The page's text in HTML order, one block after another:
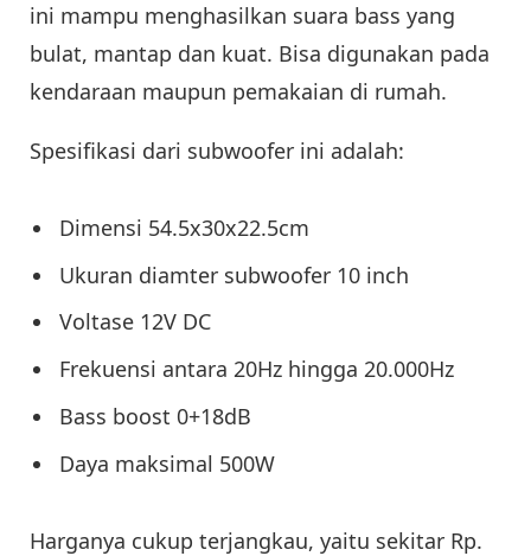
ini mampu menghasilkan suara bass yang
bulat, mantap dan kuat. Bisa digunakan pada
kendaraan maupun pemakaian di rumah.
Spesifikasi dari subwoofer ini adalah:
Dimensi 54.5x30x22.5cm
Ukuran diamter subwoofer 10 inch
Voltase 12V DC
Frekuensi antara 20Hz hingga 20.000Hz
Bass boost 0+18dB
Daya maksimal 500W
Harganya cukup terjangkau, yaitu sekitar Rp.